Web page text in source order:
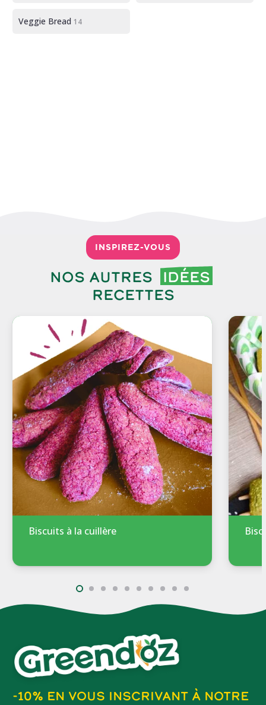
Veggie Bread 14
INSPIREZ-VOUS
Nos autres
idées
recettes
Biscuits à la cuillère
-10% EN VOUS INSCRIVANT À NOTRE